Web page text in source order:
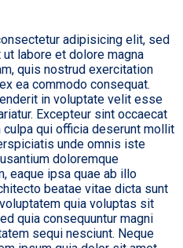
adipisicing elit, sed
labore et dolore magna
quis nostrud exercitation
ea commodo consequat.
in voluptate velit esse
Excepteur sint occaecat
qui officia deserunt mollit
unde omnis iste
doloremque
eaque ipsa quae ab illo
beatae vitae dicta sunt
quia voluptas sit
quia consequuntur magni
sequi nesciunt. Neque